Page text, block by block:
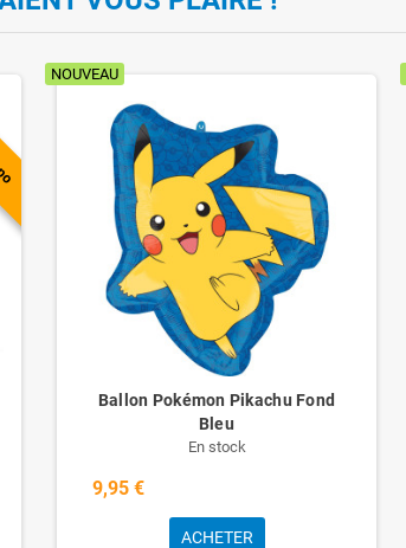
NOUVEAU
Ballon Pokémon Pikachu Fond
Bleu
En stock
9,95 €
ACHETER